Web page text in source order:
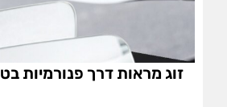
זוג מראות דרך פנורמיות